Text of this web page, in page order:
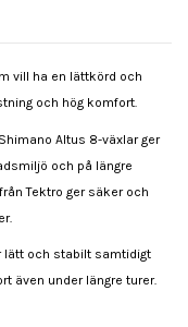
vill ha en lättkörd och
och hög komfort.
Altus 8-växlar ger
och på längre
Tektro ger säker och
lätt och stabilt samtidigt
även under längre turer.